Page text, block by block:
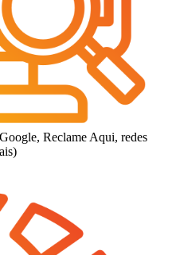
Reclame Aqui, redes